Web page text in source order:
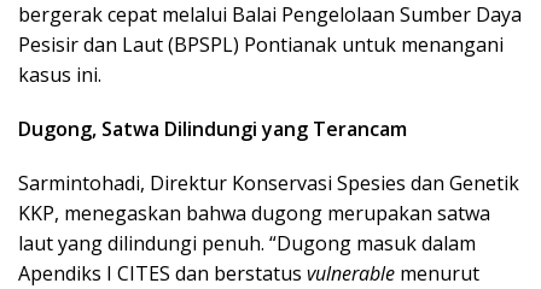
n
s
p
r
s
i
!
bergerak cepat melalui Balai Pengelolaan Sumber Daya
Pesisir dan Laut (BPSPL) Pontianak untuk menangani
kasus ini.
Dugong, Satwa Dilindungi yang Terancam
Sarmintohadi, Direktur Konservasi Spesies dan Genetik
KKP, menegaskan bahwa dugong merupakan satwa
laut yang dilindungi penuh. “Dugong masuk dalam
Apendiks I CITES dan berstatus vulnerable menurut